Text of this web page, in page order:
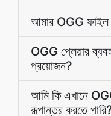
আমার OGG ফাইল
OGG প্লেয়ার
প্রয়োজন?
আমি কি এখানে
রূপান্তর করতে